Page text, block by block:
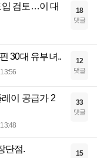
입 검토…이 대
18
댓글
30대 유부녀..
13:56
12
댓글
이 공급가 2
13:48
33
댓글
단점. 15